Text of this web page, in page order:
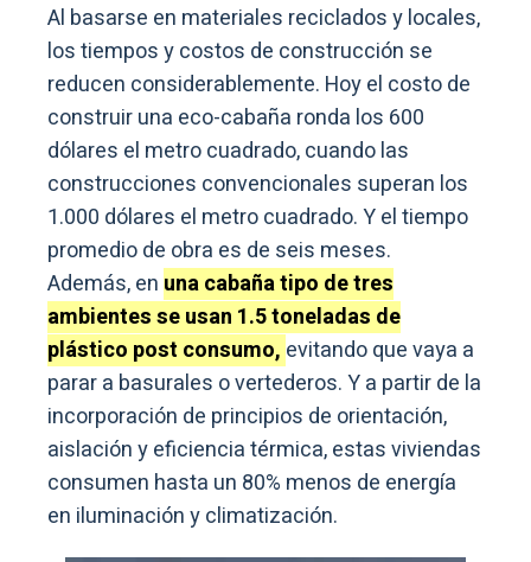
Al basarse en materiales reciclados y locales,
los tiempos y costos de construcción se
reducen considerablemente. Hoy el costo de
construir una eco-cabaña ronda los 600
dólares el metro cuadrado, cuando las
construcciones convencionales superan los
1.000 dólares el metro cuadrado. Y el tiempo
promedio de obra es de seis meses.
Además, en una cabaña tipo de tres
ambientes se usan 1.5 toneladas de
plástico post consumo, evitando que vaya a
parar a basurales o vertederos. Y a partir de la
incorporación de principios de orientación,
aislación y eficiencia térmica, estas viviendas
consumen hasta un 80% menos de energía
en iluminación y climatización.